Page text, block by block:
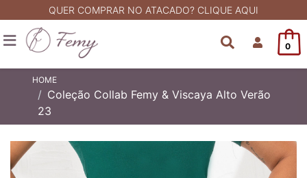
QUER COMPRAR NO ATACADO? CLIQUE AQUI
0
HOME
Coleção Collab Femy & Viscaya Alto Verão
23